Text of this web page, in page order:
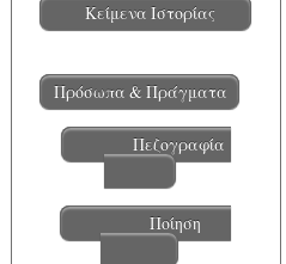
Κείμενα Ιστορίας
Πρόσωπα & Πράγματα
Πεζογραφία
Ποίηση